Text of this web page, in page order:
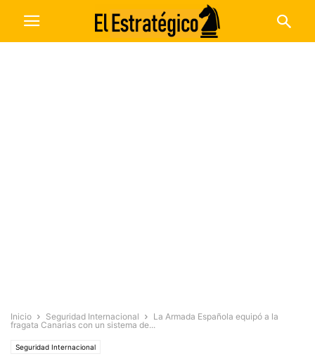
Inicio Seguridad Internacional
La Armada Española equipó a la
fragata Canarias con un sistema de...
Seguridad Internacional